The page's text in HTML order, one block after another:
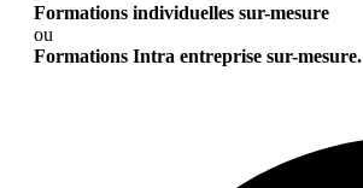
Formations individuelles sur-mesure
ou
Formations Intra entreprise sur-mesure.